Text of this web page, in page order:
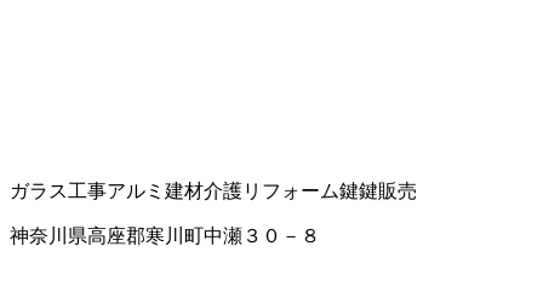
ガラス工事アルミ建材介護リフォーム鍵鍵販売
神奈川県高座郡寒川町中瀬３０－８